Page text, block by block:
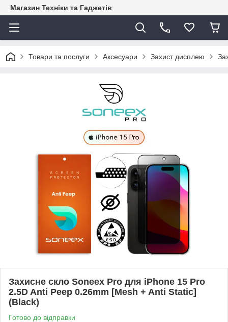
Магазин Техніки та Гаджетів
Товари та послуги Аксесуари Захист дисплею
Захисне скло Soneex Pro для iPhone 15 Pro
2.5D Anti Peep 0.26mm [Mesh + Anti Static]
(Black)
Готово до відправки